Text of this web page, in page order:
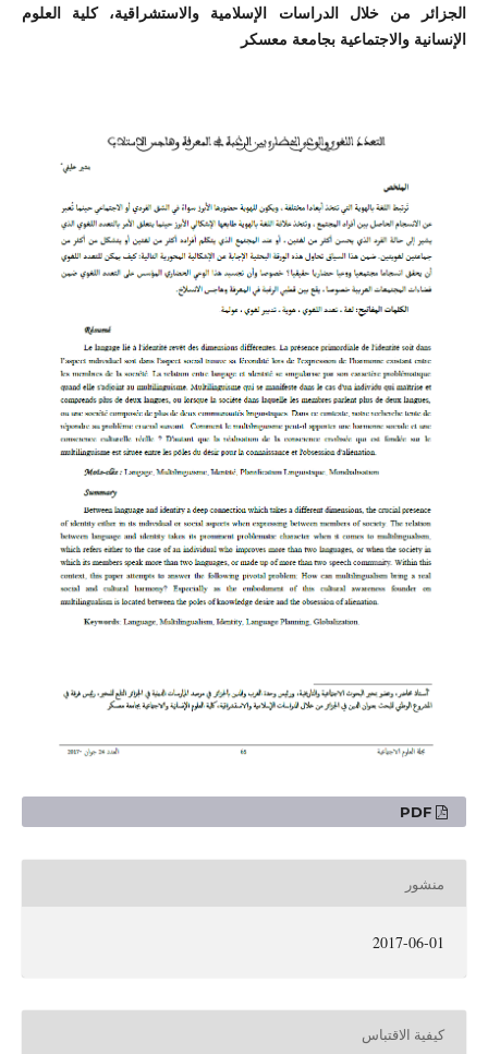
الجزائر من خلال الدراسات الإسلامية والاستشراقية، كلية العلوم
الإنسانية والاجتماعية بجامعة معسكر
منشور
2017-06-01
كيفية الاقتباس